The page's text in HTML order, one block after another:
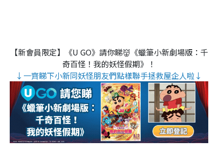
【新會員限定】《U GO》請你睇👹《蠟筆小新劇場版：千
奇百怪！我的妖怪假期》！
↓一齊睇下小新同妖怪朋友們點樣聯手拯救屋企人啦↓